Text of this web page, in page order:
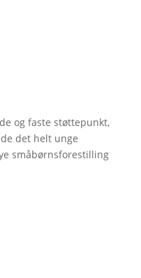
og faste støttepunkt,
det helt unge
småbørnsforestilling